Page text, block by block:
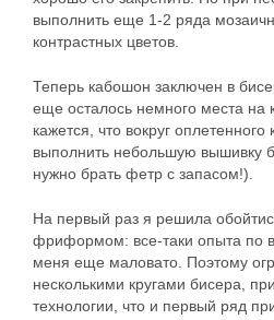
выполнить еще 1-2 ряда
контрастных цветов.
Теперь кабошон заключен в
еще осталось немного места на
кажется, что вокруг
выполнить небольшую вышивку
нужно брать фетр с запасом!).
На первый раз я решила
фриформом: все-таки опыта по
меня еще маловато. Поэтому
несколькими кругами бисера,
технологии, что и первый ряд